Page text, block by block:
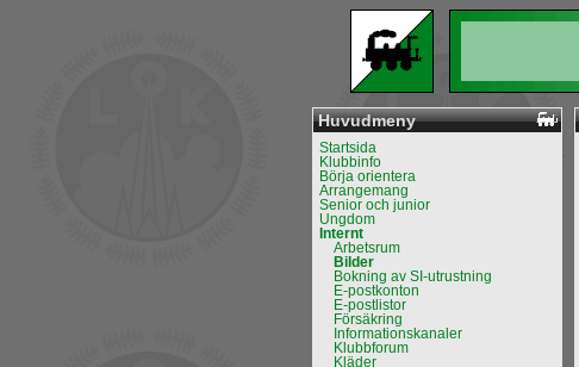
Huvudmeny
Startsida
Klubbinfo
Börja orientera
Arrangemang
Senior och junior
Ungdom
Internt
Arbetsrum
Bilder
Bokning av SI-utrustning
E-postkonton
E-postlistor
Försäkring
Informationskanaler
Klubbforum
Kläder